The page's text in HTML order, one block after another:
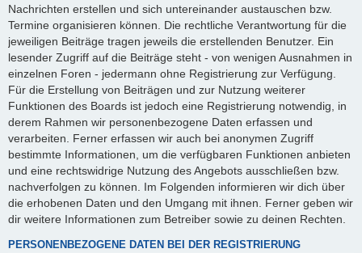
Nachrichten erstellen und sich untereinander austauschen bzw.
Termine organisieren können. Die rechtliche Verantwortung für die
jeweiligen Beiträge tragen jeweils die erstellenden Benutzer. Ein
lesender Zugriff auf die Beiträge steht - von wenigen Ausnahmen in
einzelnen Foren - jedermann ohne Registrierung zur Verfügung.
Für die Erstellung von Beiträgen und zur Nutzung weiterer
Funktionen des Boards ist jedoch eine Registrierung notwendig, in
derem Rahmen wir personenbezogene Daten erfassen und
verarbeiten. Ferner erfassen wir auch bei anonymen Zugriff
bestimmte Informationen, um die verfügbaren Funktionen anbieten
und eine rechtswidrige Nutzung des Angebots ausschließen bzw.
nachverfolgen zu können. Im Folgenden informieren wir dich über
die erhobenen Daten und den Umgang mit ihnen. Ferner geben wir
dir weitere Informationen zum Betreiber sowie zu deinen Rechten.
PERSONENBEZOGENE DATEN BEI DER REGISTRIERUNG